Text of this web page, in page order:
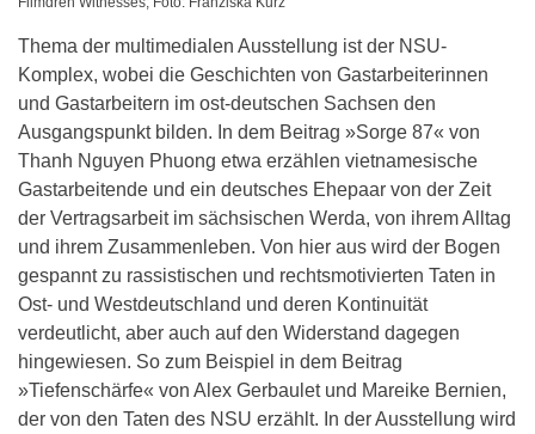
Thema der multimedialen Ausstellung ist der NSU-
Komplex, wobei die Geschichten von Gastarbeiterinnen
und Gastarbeitern im ost-deutschen Sachsen den
Ausgangspunkt bilden. In dem Beitrag »Sorge 87« von
Thanh Nguyen Phuong etwa erzählen vietnamesische
Gastarbeitende und ein deutsches Ehepaar von der Zeit
der Vertragsarbeit im sächsischen Werda, von ihrem Alltag
und ihrem Zusammenleben. Von hier aus wird der Bogen
gespannt zu rassistischen und rechtsmotivierten Taten in
Ost- und Westdeutschland und deren Kontinuität
verdeutlicht, aber auch auf den Widerstand dagegen
hingewiesen. So zum Beispiel in dem Beitrag
»Tiefenschärfe« von Alex Gerbaulet und Mareike Bernien,
der von den Taten des NSU erzählt. In der Ausstellung wird